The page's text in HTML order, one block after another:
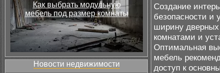
Как выбрать модульную
мебель под размер комнаты
Новости недвижимости
Создание
безопасности и
ширину дверных
комнатами и
Оптимальная
мебель
доступ к